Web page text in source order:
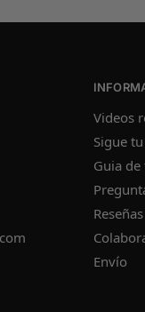
Videos
Sigue
Guia de
Envío